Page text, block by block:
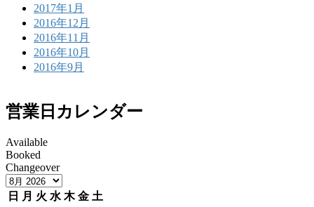
2017年1月
2016年12月
2016年11月
2016年10月
2016年9月
営業日カレンダー
Available
Booked
Changeover
日 月 火 水 木 金 土